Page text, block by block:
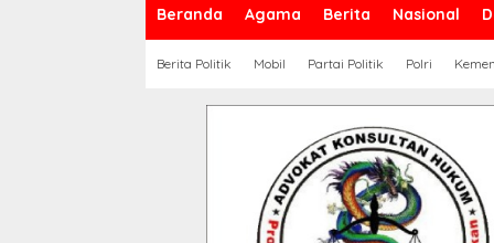
Beranda Agama Berita Nasional
Berita Politik Mobil Partai Politik Polri